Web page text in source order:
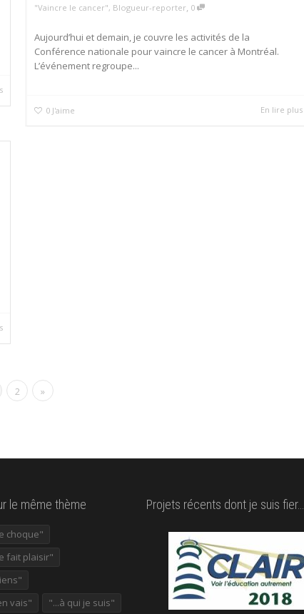
"Vaincre le cancer", Blogueur-reporter, 0
Aujourd’hui et demain, je couvre les activités de la
Conférence nationale pour vaincre le cancer à Montréal.
L’événement regroupe...
0 J'aime En lire plus
2 »
le même thème
choque"
fait plaisir"
vais"
"...à qui je suis"
Projets récents dont je suis fier…